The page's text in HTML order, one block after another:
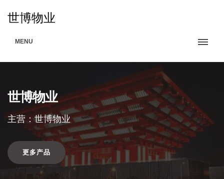
世博物业
MENU
世博物业
主营：世博物业
更多产品